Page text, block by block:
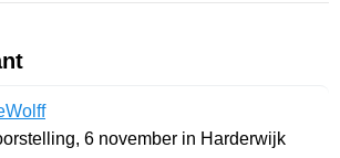
6 november in Harderwijk